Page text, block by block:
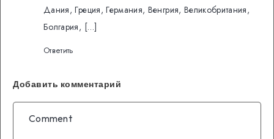
Дания, Греция, Германия, Венгрия, Великобритания,
Болгария, […]
Ответить
Добавить комментарий